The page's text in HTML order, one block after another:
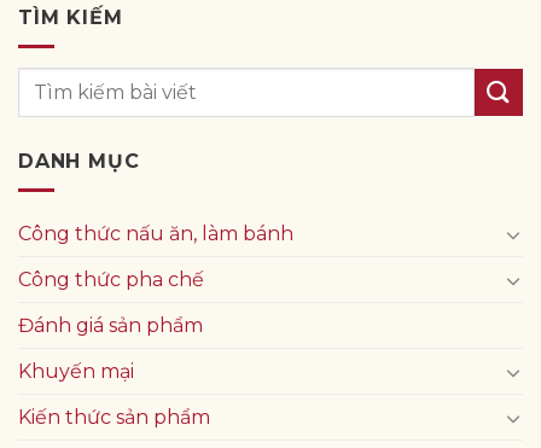
TÌM KIẾM
DANH MỤC
Công thức nấu ăn, làm bánh
Công thức pha chế
Đánh giá sản phẩm
Khuyến mại
Kiến thức sản phẩm